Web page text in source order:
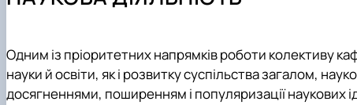
Як стати студентом?
Підготовчі курси до НМТ
Підготовчі курси до ЄВІ
Правила прийому 2026
Робочі програми, електронні навчальні курси (ОС
Практичне навчання
Студентський науковий гурток «МедіаТОР»
Студентський науковий гурток «Секрети
Студентський науковий гурток «Наукова майстерня»
Студ.INSIDE
Одним із пріоритетних напрямків роботи колективу
науки й освіти, як і розвитку суспільства загалом,
досягненнями, поширенням і популяризації наукових